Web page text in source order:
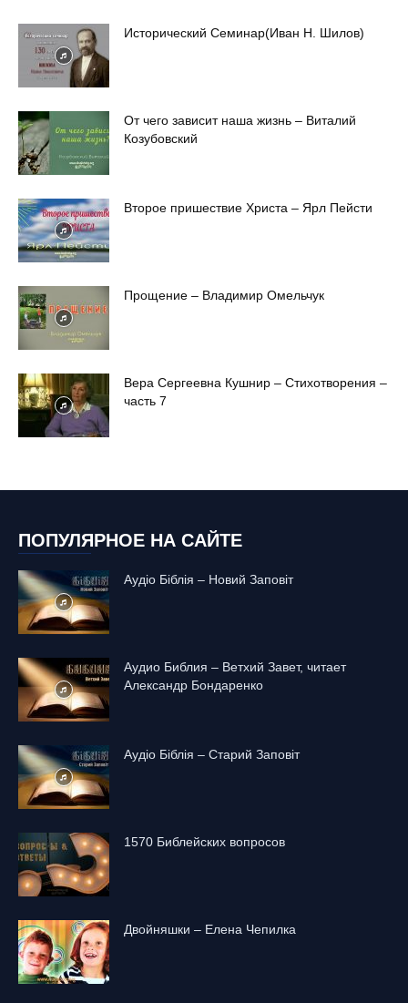
Исторический Семинар(Иван Н. Шилов)
От чего зависит наша жизнь – Виталий
Козубовский
Второе пришествие Христа – Ярл Пейсти
Прощение – Владимир Омельчук
Вера Сергеевна Кушнир – Стихотворения –
часть 7
ПОПУЛЯРНОЕ НА САЙТЕ
Аудіо Біблія – Новий Заповіт
Аудио Библия – Ветхий Завет, читает
Александр Бондаренко
Аудіо Біблія – Старий Заповіт
1570 Библейских вопросов
Двойняшки – Елена Чепилка